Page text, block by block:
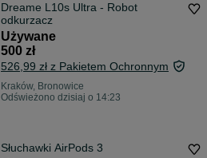
Dreame L10s Ultra - Robot
odkurzacz
Używane
500 zł
526,99 zł z Pakietem Ochronnym
Kraków, Bronowice
Odświeżono dzisiaj o 14:23
Słuchawki AirPods 3